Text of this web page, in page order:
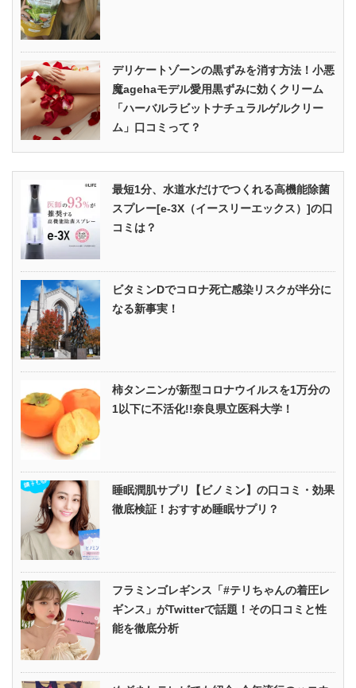
デリケートゾーンの黒ずみを消す方法！小悪
魔agehaモデル愛用黒ずみに効くクリーム
「ハーバルラビットナチュラルゲルクリー
ム」口コミって？
最短1分、水道水だけでつくれる高機能除菌
スプレー[e-3X（イースリーエックス）]の口
コミは？
ビタミンDでコロナ死亡感染リスクが半分に
なる新事実！
柿タンニンが新型コロナウイルスを1万分の
1以下に不活化!!奈良県立医科大学！
睡眠潤肌サプリ【ビノミン】の口コミ・効果
徹底検証！おすすめ睡眠サプリ？
フラミンゴレギンス「#テリちゃんの着圧レ
ギンス」がTwitterで話題！その口コミと性
能を徹底分析